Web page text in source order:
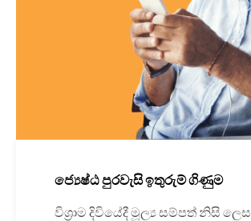
ජ්‍යෙෂ්ඨ පුරවැසි ඉතුරුම් ගිණුම
විශ්‍රාම දිවියේදී මූල්‍ය සම්පත් නිසි ලෙස